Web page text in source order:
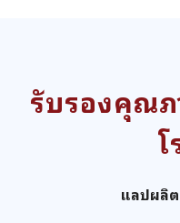
รับรองคุณ
แลปผลิต